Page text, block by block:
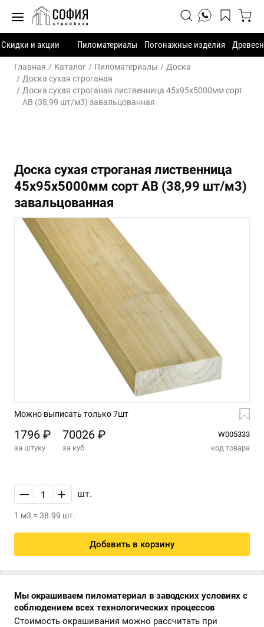
Скидки и акции Пиломатериалы Погонажные изделия
Главная Каталог Пиломатериалы
Доска
Доска сухая строганая
Доска сухая строганая лиственница 45х95х5000мм сорт
АВ (38,99 шт/м3) завальцованная
Доска сухая строганая лиственница
45х95х5000мм сорт АВ (38,99 шт/м3)
завальцованная
Можно выписать только 7шт
1796 ₽ 70026 ₽
W005333
за штуку
за куб код товара
— + шт.
1 м3 = 38.99 шт.
Добавить в корзину
Мы окрашиваем пиломатериал в заводских условиях с
соблюдением всех технологических процессов
Стоимость окрашивания можно рассчитать при